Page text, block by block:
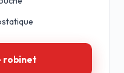
robinet